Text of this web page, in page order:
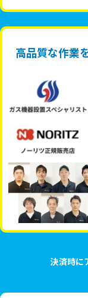
高品質な作業
決済時に